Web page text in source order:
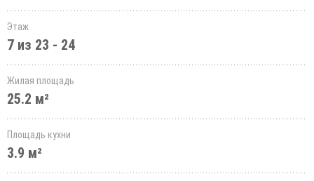
Этаж
7 из 23 - 24
Жилая площадь
25.2 м²
Площадь кухни
3.9 м²